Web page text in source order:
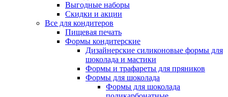
Выгодные наборы
Скидки и акции
Все для кондитеров
Пищевая печать
Формы кондитерские
Дизайнерские силиконовые формы для
шоколада и мастики
Формы и трафареты для пряников
Формы для шоколада
Формы для шоколада